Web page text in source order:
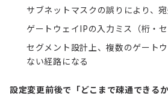
サブネットマスクの誤りにより、
ゲートウェイIPの入力ミス（桁・セ
セグメント設計上、複数のゲート
ない経路になる
設定変更前後で「どこまで疎通できる